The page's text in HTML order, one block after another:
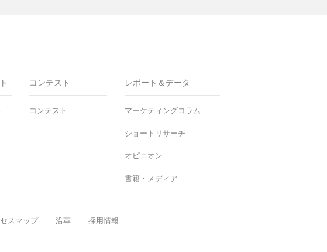
コンテスト
コンテスト
レポート＆データ
マーケティングコラム
ショートリサーチ
オピニオン
書籍・メディア
スマップ 沿革 採用情報